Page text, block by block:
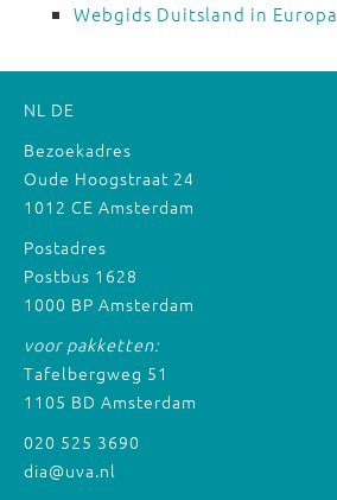
Webgids Duitsland in Europa
NL DE
Bezoekadres
Oude Hoogstraat 24
1012 CE Amsterdam
Postadres
Postbus 1628
1000 BP Amsterdam
voor pakketten:
Tafelbergweg 51
1105 BD Amsterdam
020 525 3690
dia@uva.nl